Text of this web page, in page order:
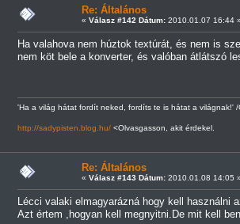
Re: Általános
« Válasz #142 Dátum:2010.01.07 16:44
Ha valahova nem húztok textúrát, és nem is
nem köt bele a konverter, és valóban átlátszó
'Ha a világ hátat fordít neked, fordíts te is hátat a világnak!' /
http://sadypisten.blog.hu/<Olvasgasson, akit érdekel.
Re: Általános
« Válasz #143 Dátum:2010.01.08 14:05
Lécci valaki elmagyarázná hogy kell használni
Azt értem ,hogyan kell megnyitni.De mit kell